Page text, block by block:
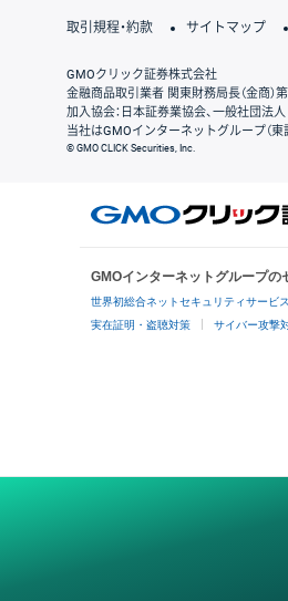
取引規程・約款 サイトマップ
GMOクリック証券株式会社
金融商品取引業者 関東財務局長（金商）
加入協会：日本証券業協会、一般社団法
当社はGMOインターネットグループ（東
© GMO CLICK Securities, Inc.
GMOインターネットグループの
世界初総合ネットセキュリティサービ
実在証明・盗聴対策 サイバー攻撃